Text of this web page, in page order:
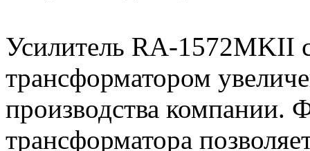
Усилитель RA-1572MKII
трансформатором
производства компании.
трансформатора